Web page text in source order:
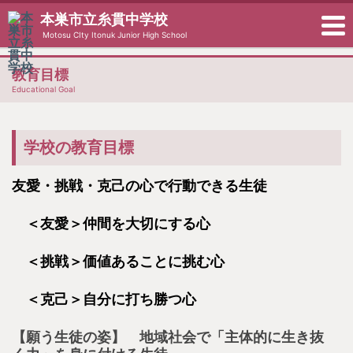
本巣市立糸貫中学校
Motosu CIty Itonuk Junior High School
教育目標
Educational Goal
学校の教育目標
友愛・挑戦・克己の心で行動できる生徒
＜友愛＞仲間を大切にする心
＜挑戦＞価値あることに挑む心
＜克己＞自分に打ち勝つ心
【願う生徒の姿】 地域社会で「主体的に生き抜